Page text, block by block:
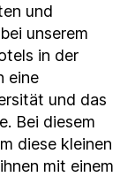
und
unserem
in der
eine
und das
Bei diesem
diese kleinen
mit einem